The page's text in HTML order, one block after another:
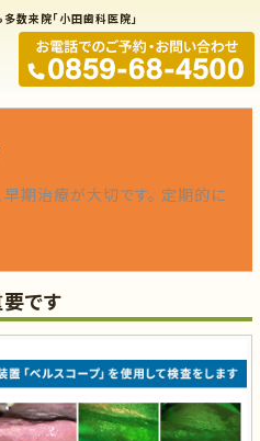
数来院「小田歯科医院」
早期治療が大切です。 定期的に
です